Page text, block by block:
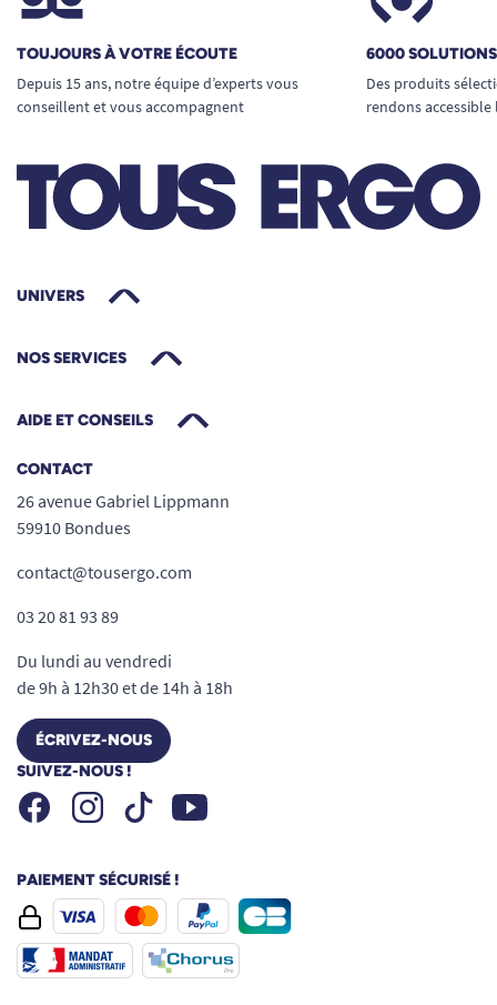
TOUJOURS À VOTRE ÉCOUTE
Depuis 15 ans, notre équipe d’experts vous
conseillent et vous accompagnent
6000
Des produits
rendons
UNIVERS
NOS SERVICES
AIDE ET CONSEILS
CONTACT
26 avenue Gabriel Lippmann
59910 Bondues
contact@tousergo.com
03 20 81 93 89
Du lundi au vendredi
de 9h à 12h30 et de 14h à 18h
ÉCRIVEZ-NOUS
SUIVEZ-NOUS !
FacebookInstagramTiktok Youtube
PAIEMENT SÉCURISÉ !